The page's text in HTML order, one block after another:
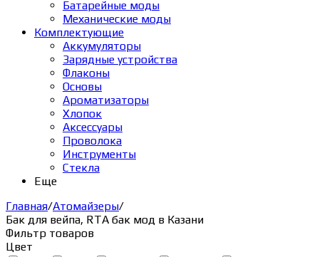
Батарейные моды
Механические моды
Комплектующие
Аккумуляторы
Зарядные устройства
Флаконы
Основы
Ароматизаторы
Хлопок
Аксессуары
Проволока
Инструменты
Стекла
Еще
Главная/Атомайзеры/
Бак для вейпа, RTA бак мод в Казани
Фильтр товаров
Цвет